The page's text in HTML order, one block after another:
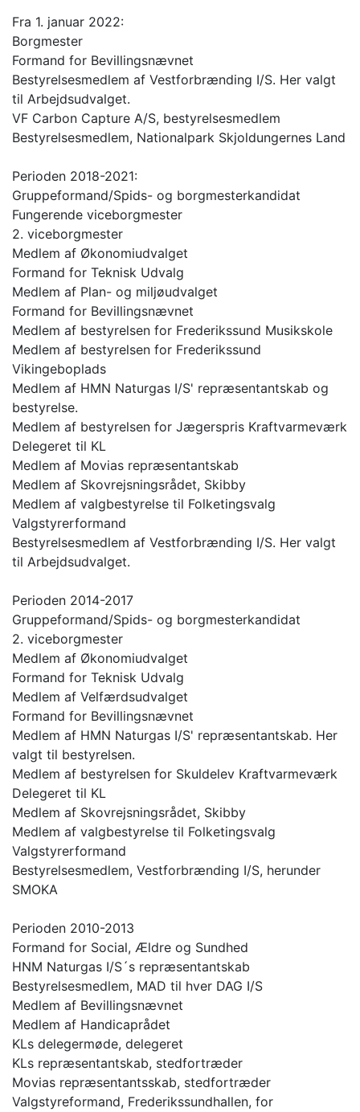
Fra 1. januar 2022:
Borgmester
Formand for Bevillingsnævnet
Bestyrelsesmedlem af Vestforbrænding I/S. Her valgt
til Arbejdsudvalget.
VF Carbon Capture A/S, bestyrelsesmedlem
Bestyrelsesmedlem, Nationalpark Skjoldungernes Land
Perioden 2018-2021:
Gruppeformand/Spids- og borgmesterkandidat
Fungerende viceborgmester
2. viceborgmester
Medlem af Økonomiudvalget
Formand for Teknisk Udvalg
Medlem af Plan- og miljøudvalget
Formand for Bevillingsnævnet
Medlem af bestyrelsen for Frederikssund Musikskole
Medlem af bestyrelsen for Frederikssund
Vikingeboplads
Medlem af HMN Naturgas I/S' repræsentantskab og
bestyrelse.
Medlem af bestyrelsen for Jægerspris Kraftvarmeværk
Delegeret til KL
Medlem af Movias repræsentantskab
Medlem af Skovrejsningsrådet, Skibby
Medlem af valgbestyrelse til Folketingsvalg
Valgstyrerformand
Bestyrelsesmedlem af Vestforbrænding I/S. Her valgt
til Arbejdsudvalget.
Perioden 2014-2017
Gruppeformand/Spids- og borgmesterkandidat
2. viceborgmester
Medlem af Økonomiudvalget
Formand for Teknisk Udvalg
Medlem af Velfærdsudvalget
Formand for Bevillingsnævnet
Medlem af HMN Naturgas I/S' repræsentantskab. Her
valgt til bestyrelsen.
Medlem af bestyrelsen for Skuldelev Kraftvarmeværk
Delegeret til KL
Medlem af Skovrejsningsrådet, Skibby
Medlem af valgbestyrelse til Folketingsvalg
Valgstyrerformand
Bestyrelsesmedlem, Vestforbrænding I/S, herunder
SMOKA
Perioden 2010-2013
Formand for Social, Ældre og Sundhed
HNM Naturgas I/S´s repræsentantskab
Bestyrelsesmedlem, MAD til hver DAG I/S
Medlem af Bevillingsnævnet
Medlem af Handicaprådet
KLs delegermøde, delegeret
KLs repræsentantskab, stedfortræder
Movias repræsentantsskab, stedfortræder
Valgstyreformand, Frederikssundhallen, for